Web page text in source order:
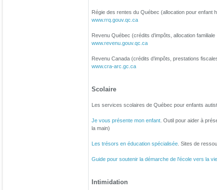
Régie des rentes du Québec (allocation pour enfant
www.rrq.gouv.qc.ca
Revenu Québec (crédits d’impôts, allocation familiale
www.revenu.gouv.qc.ca
Revenu Canada (crédits d’impôts, prestations
www.cra-arc.gc.ca
Scolaire
Les services scolaires de Québec pour enfants
Je vous présente mon enfant . Outil pour aider à
la main)
Les trésors en éducation spécialisée . Sites de
Guide pour soutenir la démarche de l'école vers la
Intimidation